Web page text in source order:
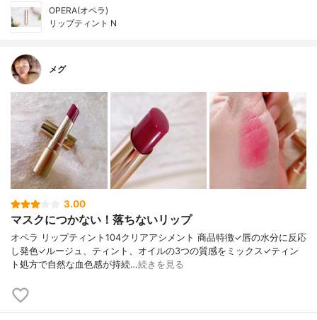
OPERA(オペラ)
リップティント N
メグ
3.00
マスクにつかない！落ちないリップ
オペラ リップティント104クリアアシメント 商品特徴✓唇の水分に反応
し発色✓ルージュ、ティント、オイルの3つの質感をミックス✓ティン
ト処方で自然な血色感が持続…続きを見る